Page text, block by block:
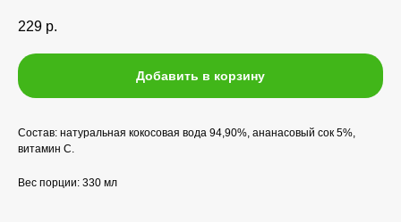
229 р.
Добавить в корзину
Состав: натуральная кокосовая вода 94,90%, ананасовый сок 5%,
витамин С.
Вес порции: 330 мл